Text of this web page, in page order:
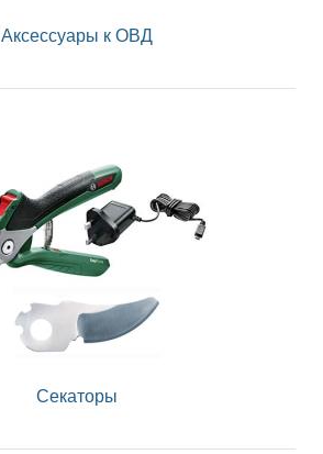
Аксессуары к ОВД
Секаторы